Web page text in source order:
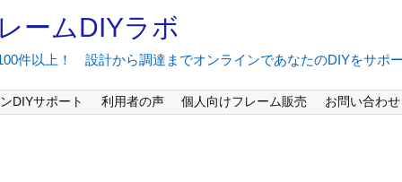
ームDIYラボ
件以上！ 設計から調達までオンラインであなたのDIYをサポ
DIYサポート 利用者の声 個人向けフレーム販売 お問い合わせ